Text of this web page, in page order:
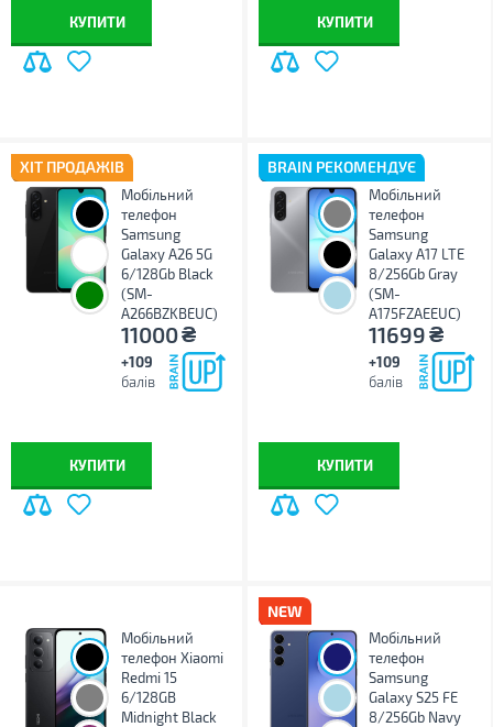
КУПИТИ КУПИТИ
ХІТ ПРОДАЖІВ
Мобільний
телефон
Samsung
Galaxy A26 5G
6/128Gb Black
(SM-
A266BZKBEUC)
11000₴
+109
балів
КУПИТИ
BRAIN РЕКОМЕНДУЄ
Мобільний
телефон
Samsung
Galaxy A17 LTE
8/256Gb Gray
(SM-
A175FZAEEUC)
11699₴
+109
балів
КУПИТИ
Мобільний
телефон Xiaomi
Redmi 15
6/128GB
Midnight Black
Мобільний
телефон
Samsung
Galaxy S25 FE
8/256Gb Navy